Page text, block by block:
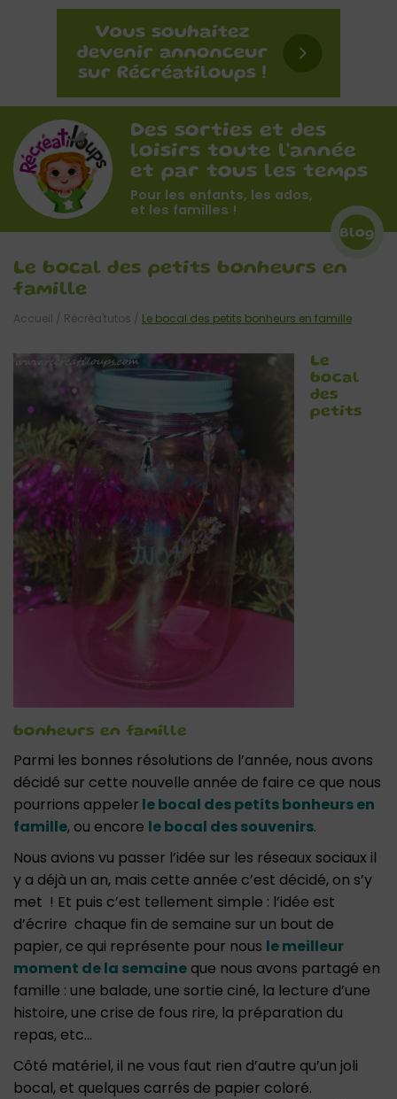
Des sorties et des
loisirs toute l'année
et par tous les temps
Pour les enfants, les ados,
et les familles !
Blog
Le bocal des petits bonheurs en
famille
Accueil / Récréa'tutos / Le bocal des petits bonheurs en famille
Le
bocal
des
petits
bonheurs en famille
Parmi les bonnes résolutions de l’année, nous avons
décidé sur cette nouvelle année de faire ce que nous
pourrions appeler le bocal des petits bonheurs en
famille, ou encore le bocal des souvenirs.
Nous avions vu passer l’idée sur les réseaux sociaux il
y a déjà un an, mais cette année c’est décidé, on s’y
met ! Et puis c’est tellement simple : l’idée est
d’écrire chaque fin de semaine sur un bout de
papier, ce qui représente pour nous le meilleur
moment de la semaine que nous avons partagé en
famille : une balade, une sortie ciné, la lecture d’une
histoire, une crise de fous rire, la préparation du
repas, etc…
Côté matériel, il ne vous faut rien d’autre qu’un joli
bocal, et quelques carrés de papier coloré.